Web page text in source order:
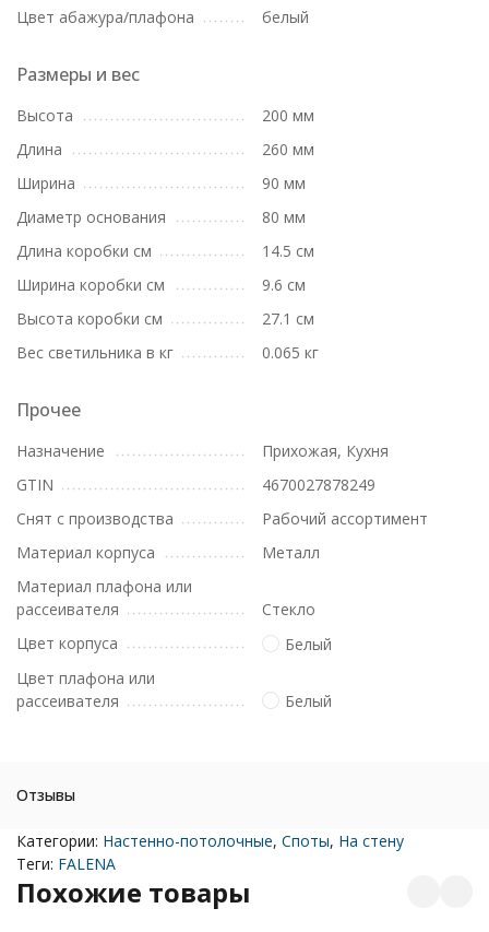
Цвет абажура/плафона белый
Размеры и вес
Высота
200 мм
Длина
260 мм
Ширина
90 мм
Диаметр основания
80 мм
Длина коробки см
14.5 см
Ширина коробки см
9.6 см
Высота коробки см
27.1 см
Вес светильника в кг
0.065 кг
Прочее
Назначение
Прихожая, Кухня
GTIN
4670027878249
Снят с производства
Рабочий ассортимент
Материал корпуса
Металл
Материал плафона или
рассеивателя
Стекло
Цвет корпуса
Белый
Цвет плафона или
рассеивателя
Белый
Отзывы
Категории: Настенно-потолочные, Споты, На стену
Теги: FALENA
Похожие товары